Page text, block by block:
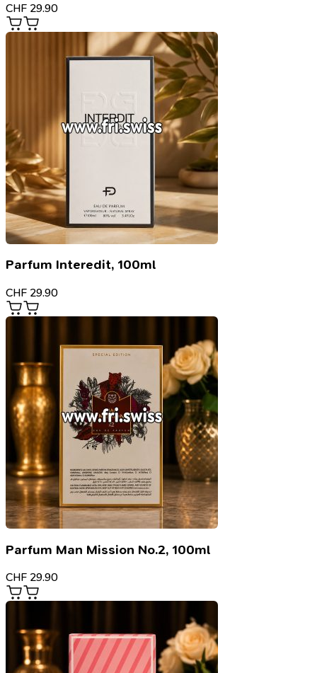
CHF 29.90
Parfum Interedit, 100ml
CHF 29.90
Parfum Man Mission No.2, 100ml
CHF 29.90